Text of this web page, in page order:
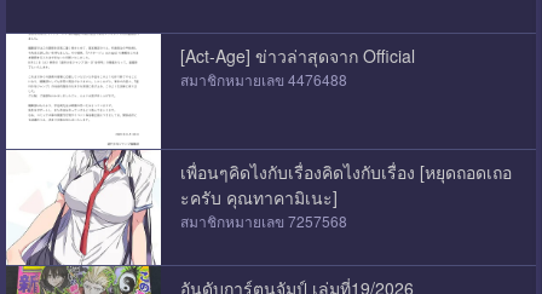
[Act-Age] ข่าวล่าสุดจาก Official
สมาชิกหมายเลข 4476488
เพื่อนๆคิดไงกับเรื่องคิดไงกับเรื่อง [หยุดถอดเถอ
ะครับ คุณทาคามิเนะ]
สมาชิกหมายเลข 7257568
อันดับการ์ตูนจัมป์ เล่มที่19/2026